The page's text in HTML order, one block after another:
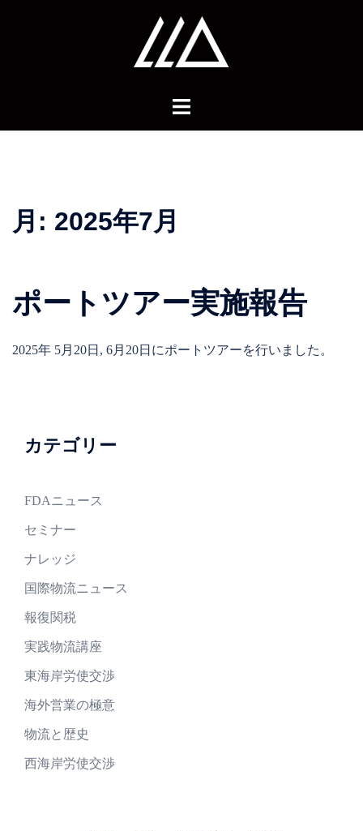
月: 2025年7月
ポートツアー実施報告
2025年 5月20日, 6月20日にポートツアーを行いました。
カテゴリー
FDAニュース
セミナー
ナレッジ
国際物流ニュース
報復関税
実践物流講座
東海岸労使交渉
海外営業の極意
物流と歴史
西海岸労使交渉